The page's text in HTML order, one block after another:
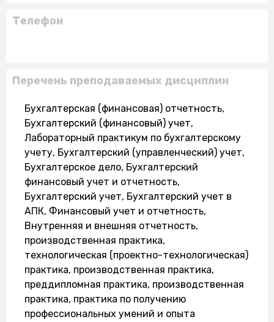
Телефон
Перечень преподаваемых дисциплин
Бухгалтерская (финансовая) отчетность,
Бухгалтерский (финансовый) учет,
Лабораторный практикум по бухгалтерскому
учету, Бухгалтерский (управленческий) учет,
Бухгалтерское дело, Бухгалтерский
финансовый учет и отчетность,
Бухгалтерский учет, Бухгалтерский учет в
АПК, Финансовый учет и отчетность,
Внутренняя и внешняя отчетность,
производственная практика,
технологическая (проектно-технологическая)
практика, производственная практика,
преддипломная практика, производственная
практика, практика по получению
профессиональных умений и опыта